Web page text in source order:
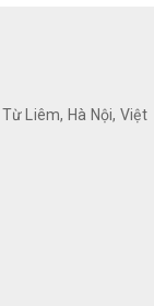
Liêm, Hà Nội, Việt